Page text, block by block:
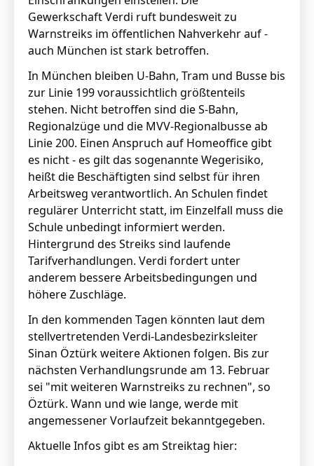
Gewerkschaft Verdi ruft bundesweit zu
Warnstreiks im öffentlichen Nahverkehr auf -
auch München ist stark betroffen.
In München bleiben U-Bahn, Tram und Busse bis
zur Linie 199 voraussichtlich größtenteils
stehen. Nicht betroffen sind die S-Bahn,
Regionalzüge und die MVV-Regionalbusse ab
Linie 200. Einen Anspruch auf Homeoffice gibt
es nicht - es gilt das sogenannte Wegerisiko,
heißt die Beschäftigten sind selbst für ihren
Arbeitsweg verantwortlich. An Schulen findet
regulärer Unterricht statt, im Einzelfall muss die
Schule unbedingt informiert werden.
Hintergrund des Streiks sind laufende
Tarifverhandlungen. Verdi fordert unter
anderem bessere Arbeitsbedingungen und
höhere Zuschläge.
In den kommenden Tagen könnten laut dem
stellvertretenden Verdi-Landesbezirksleiter
Sinan Öztürk weitere Aktionen folgen. Bis zur
nächsten Verhandlungsrunde am 13. Februar
sei "mit weiteren Warnstreiks zu rechnen", so
Öztürk. Wann und wie lange, werde mit
angemessener Vorlaufzeit bekanntgegeben.
Aktuelle Infos gibt es am Streiktag hier: